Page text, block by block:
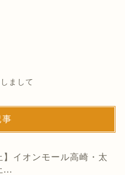
まして
】イオンモール高崎・太
...